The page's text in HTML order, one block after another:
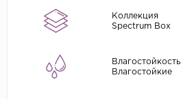
Коллекция
Spectrum Box
Влагостойкость
Влагостойкие